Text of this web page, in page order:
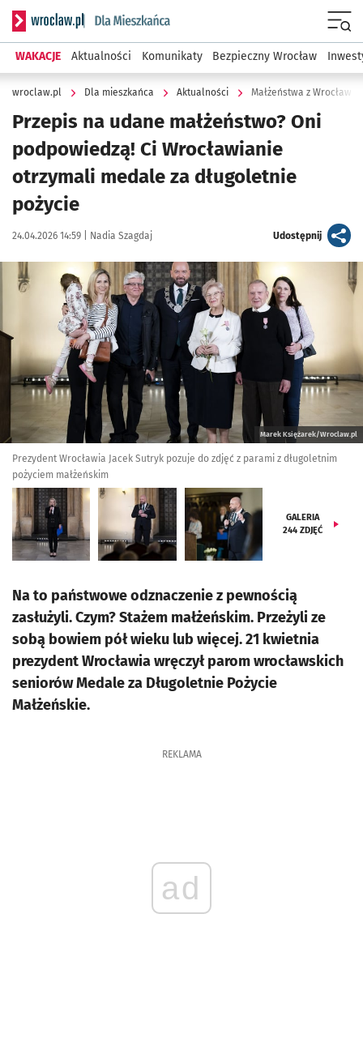
Serwis informacyjny wroclaw.pl podserwis: Dla mieszkańca
WAKACJE Aktualności Komunikaty Bezpieczny Wrocław
wroclaw.pl Dla mieszkańca Aktualności Małżeństwa z
Przepis na udane małżeństwo? Oni
podpowiedzą! Ci Wrocławianie
otrzymali medale za długoletnie
pożycie
Data publikacji:
24.04.2026 14:59 | Autor:
Nadia Szagdaj Udostępnijartykuł
Kliknij, aby zobaczyć galerię
Marek Księżarek/Wroclaw.pl
Prezydent Wrocławia Jacek Sutryk pozuje do zdjęć z parami z długoletnim
pożyciem małżeńskim
GALERIA
244 ZDJĘĆ
Na to państwowe odznaczenie z pewnością
zasłużyli. Czym? Stażem małżeńskim. Przeżyli ze
sobą bowiem pół wieku lub więcej. 21 kwietnia
prezydent Wrocławia wręczył parom wrocławskich
seniorów Medale za Długoletnie Pożycie
Małżeńskie.
REKLAMA
ad